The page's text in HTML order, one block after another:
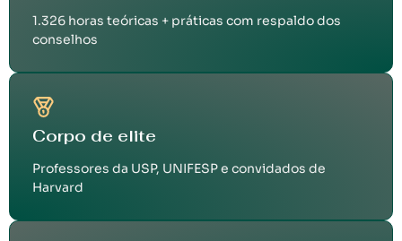
1.326 horas teóricas + práticas com respaldo dos
conselhos
Corpo de elite
Professores da USP, UNIFESP e convidados de
Harvard